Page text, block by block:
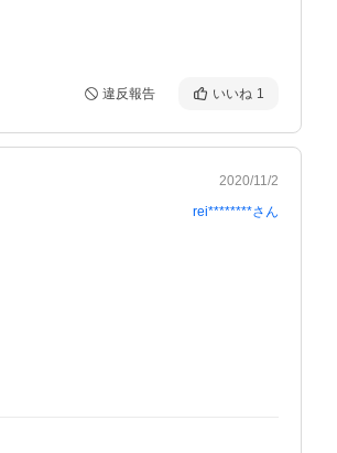
違反報告 いいね 1
2020/11/2
rei********さん